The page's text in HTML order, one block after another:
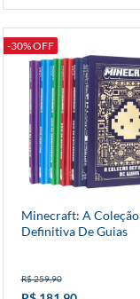
-30% OFF
Minecraft: A Coleção
Definitiva De Guias
R$ 259,90